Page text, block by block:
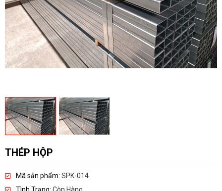
THÉP HỘP
Mã sản phẩm: SPK-014